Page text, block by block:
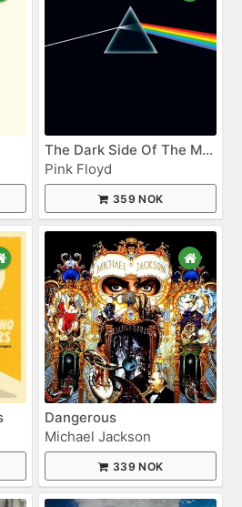
The Dark Side Of The Moon
Pink Floyd
359 NOK
Dangerous
Michael Jackson
339 NOK